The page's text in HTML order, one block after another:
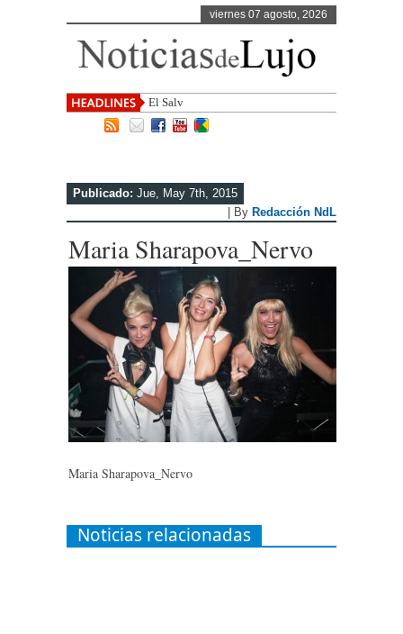
viernes 07 agosto, 2026
El Salvador, uno de los de
Publicado: Jue, May 7th, 2015
| By Redacción NdL
Maria Sharapova_Nervo
Maria Sharapova_Nervo
Noticias relacionadas